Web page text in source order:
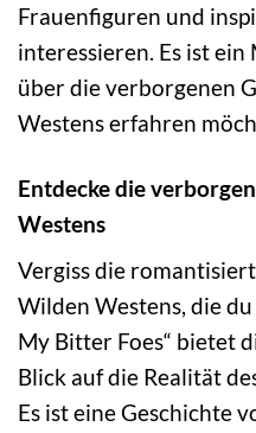
Frauenfiguren und
interessieren. Es ist ein
über die verborgenen
Westens erfahren
Entdecke die
Westens
Vergiss die
Wilden Westens, die
My Bitter Foes“ bietet
Blick auf die Realität
Es ist eine Geschichte